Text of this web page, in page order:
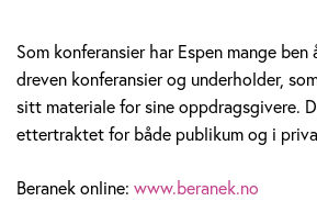
Som konferansier har Espen mange ben
dreven konferansier og underholder,
sitt materiale for sine oppdragsgivere.
ettertraktet for både publikum og i
Beranek online: www.beranek.no